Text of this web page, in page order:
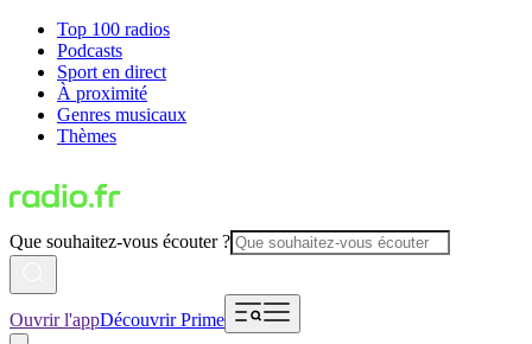
Top 100 radios
Podcasts
Sport en direct
À proximité
Genres musicaux
Thèmes
Que souhaitez-vous écouter ?
Ouvrir l'appDécouvrir Prime